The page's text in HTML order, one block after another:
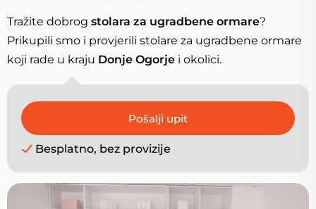
Tražite dobrog stolara za ugradbene ormare?
Prikupili smo i provjerili stolare za ugradbene ormare
koji rade u kraju Donje Ogorje i okolici.
Besplatno, bez provizije